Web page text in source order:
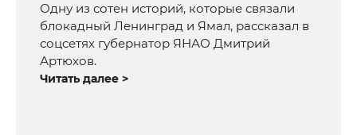
Одну из сотен историй, которые связали
блокадный Ленинград и Ямал, рассказал в
соцсетях губернатор ЯНАО Дмитрий
Артюхов.
Читать далее >